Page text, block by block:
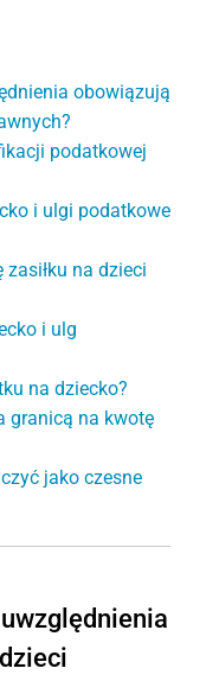
obowiązują
podatkowej
i ulgi podatkowe
na dzieci
i ulg
na dziecko?
granicą na kwotę
jako czesne